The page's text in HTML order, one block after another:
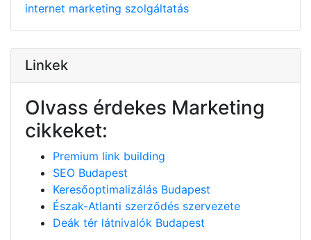
internet marketing szolgáltatás
Linkek
Olvass érdekes Marketing
cikkeket:
Premium link building
SEO Budapest
Keresőoptimalizálás Budapest
Észak-Atlanti szerződés szervezete
Deák tér látnivalók Budapest